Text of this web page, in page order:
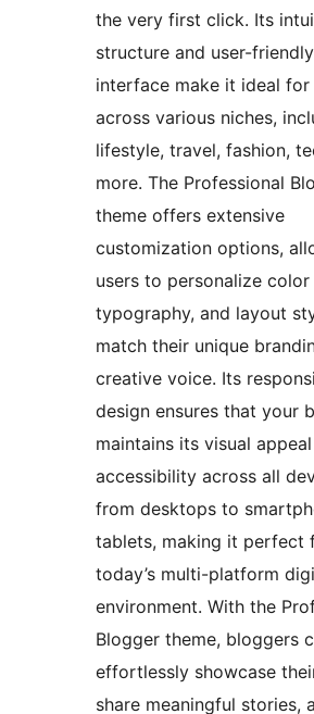
the very first click. Its
structure and user-friendly
interface make it ideal
across various niches,
lifestyle, travel, fashion,
more. The Professional
theme offers extensive
customization options,
users to personalize color
typography, and layout
match their unique
creative voice. Its
design ensures that your
maintains its visual
accessibility across all
from desktops to
tablets, making it perfect
today’s multi-platform
environment. With the
Blogger theme, bloggers
effortlessly showcase
share meaningful stories,